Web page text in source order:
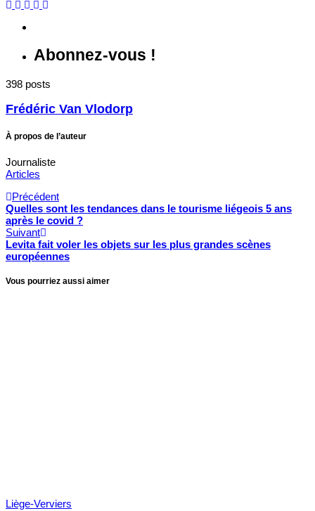
Abonnez-vous !
398 posts
Frédéric Van Vlodorp
À propos de l’auteur
Journaliste
Articles
Précédent
Quelles sont les tendances dans le tourisme liégeois 5 ans
après le covid ?
Suivant
Levita fait voler les objets sur les plus grandes scènes
européennes
Vous pourriez aussi aimer
Liège-Verviers